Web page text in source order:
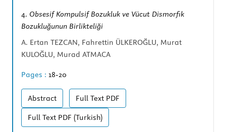
4. Obsesif Kompulsif Bozukluk ve Vücut Dismorfik
Bozukluğunun Birlikteliği
A. Ertan TEZCAN, Fahrettin ÜLKEROĞLU, Murat
KULOĞLU, Murad ATMACA
Pages : 18-20
Abstract Full Text PDF
Full Text PDF (Turkish)